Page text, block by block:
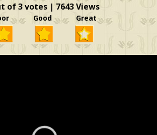
of 3 votes | 7643 Views
Good Great